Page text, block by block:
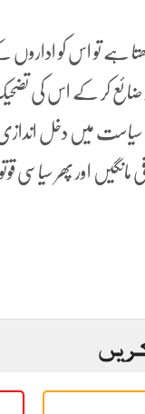
ہے تو اس کو اداروں
کر کے اس کی
سیاست میں دخل
اور پھر سیاسی